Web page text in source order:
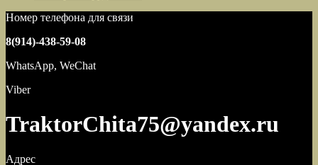
Номер телефона для связи
8(914)-438-59-08
WhatsApp, WeChat
Viber
TraktorChita75@yandex.ru
Адрес